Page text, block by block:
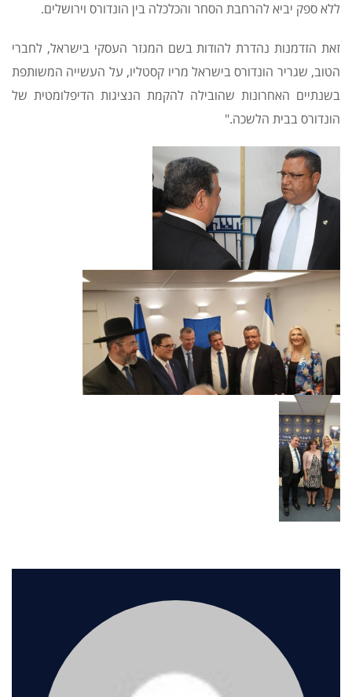
ללא ספק יביא להרחבת הסחר והכלכלה בין הונדורס וירושלים.
זאת הזדמנות נהדרת להודות בשם המגזר העסקי בישראל, לחברי
הטוב, שגריר הונדורס בישראל מריו קסטליו, על העשייה המשותפת
בשנתיים האחרונות שהובילה להקמת הנציגות הדיפלומטית של
הונדורס בבית הלשכה."